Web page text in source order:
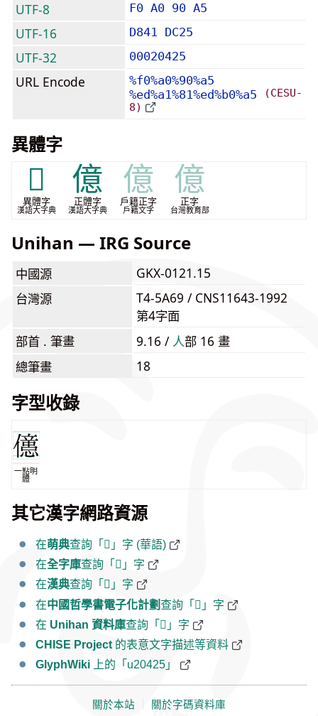
UTF-8 F0 A0 90 A5
UTF-16 D841 DC25
UTF-32 00020425
URL Encode
%f0%a0%90%a5
%ed%a1%81%ed%b0%a5
(CESU-
8)
異體字
𠌼
異體字
漢語大字典
億
正體字
漢語大字典
億
戶籍正字
戶籍文字
億
正字
台灣教育部
Unihan — IRG Source
中國源
GKX-0121.15
台灣源
T4-5A69 / CNS11643-1992
第4字面
部首 . 筆畫
9.16 / ⼈部 16 畫
總筆畫
18
字型收錄
一點明
體
其它漢字網路資源
在萌典查詢「𠐥」字 (華語)
在全字庫查詢「𠐥」字
在漢典查詢「𠐥」字
在中國哲學書電子化計劃查詢「𠐥」字
在 Unihan 資料庫查詢「𠐥」字
CHISE Project 的表意文字描述等資料
GlyphWiki 上的「u20425」
關於本站 關於字碼資料庫